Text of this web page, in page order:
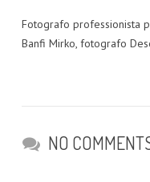
Fotografo professionista
Banfi Mirko, fotografo
NO